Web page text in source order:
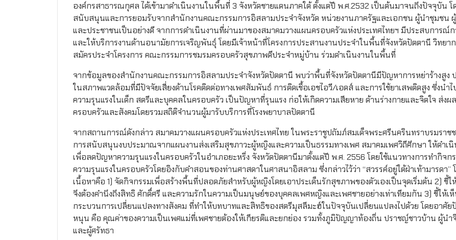
องค์กรสาธารณกุศล ได้เข้ามาดำเนินงานในพื้นที่ 3 จังหวัดชายแดนภาคใต้ ตั้งแต่ปี พ.ศ.2532 เป็นต้นมาจนถึงปัจจุบัน โ
สนับสนุนและการยอมรับจากสำนักงานคณะกรรมการอิสลามประจำจังหวัด หน่วยงานภาครัฐและเอกชน ผู้นำชุมชน
และประชาชนเป็นอย่างดี จากการดำเนินงานที่ผ่านมาของสมาคมวางแผนครอบครัวแห่งประเทศไทยฯ มีประสบการณ์ก
และให้บริการงานด้านอนามัยการเจริญพันธุ์ โดยมีเจ้าหน้าที่โครงการประสานงานประจำในพื้นที่จังหวัดปัตตานี วิทยา
สมัครประจำโครงการ คณะกรรมการชมรมครอบครัวสุขภาพดีประจำหมู่บ้าน ร่วมดำเนินงานในพื้นที่
จากข้อมูลของสำนักงานคณะกรรมการอิสลามประจำจังหวัดปัตตานี พบว่าพื้นที่จังหวัดปัตตานีมีปัญหาการหย่าร้างสูง
ในสภาพแวดล้อมที่มีปัจจัยเสี่ยงด้านโรคติดต่อทางเพศสัมพันธ์ การติดเชื้อเอชไอวี/เอดส์ และการใช้ยาเสพติดสูง ซึ่งนำ
ความรุนแรงในเด็ก สตรีและบุคคลในครอบครัว เป็นปัญหาที่รุนแรง ก่อให้เกิดความเสียหาย ด้านร่างกายและจิตใจ ส่งผ
ครอบครัวและสังคมโดยรวมสถิติจำนวนผู้มารับบริการที่โรงพยาบาลปัตตานี
จากสถานการณ์ดังกล่าว สมาคมวางแผนครอบครัวแห่งประเทศไทย ในพระราชูปถัมภ์สมเด็จพระศรีนครินทราบรมราช
การสนับสนุนงบประมาณจากแผนงานส่งเสริมสุขภาวะผู้หญิงและความเป็นธรรมทางเพศ สมาคมเพศวิถีศึกษา ให้ดำเนิ
เพื่อลดปัญหาความรุนแรงในครอบครัวในอำเภอยะหริ่ง จังหวัดปัตตานีมาตั้งแต่ปี พ.ศ. 2556 โดยใช้แนวทางการทำกิจก
ความรุนแรงในครอบครัวโดยอิงกับคำสอนของท่านศาสดาในศาสนาอิสลาม ซึ่งกล่าวไว้ว่า “สวรรค์อยู่ใต้ฝ่าเท้ามารดา”
เนื้อหาคือ 1) จัดกิจกรรมเพื่อสร้างพื้นที่ปลอดภัยสำหรับผู้หญิงโดยเอาประเด็นรักสุขภาพของตัวเองเป็นจุดเริ่มต้น 2) ชี้ใ
จึงต้องคำนึงถึงสิทธิ ศักดิ์ศรี และความรักในความเป็นมนุษย์ของบุคคลเพศหญิงและเพศชายอย่างเท่าเทียมกัน 3) ชี้ให้เ
กระบวนการเปลี่ยนแปลงทางสังคม ที่ทำให้บทบาทและสิทธิของสตรีมุสลีมะฮ์ในปัจจุบันเปลี่ยนแปลงไปด้วย โดยอาศัย
หนุน คือ คุณค่าของความเป็นเพศแม่ที่เพศชายต้องให้เกียรติและยกย่อง รวมทั้งภูมิปัญญาท้องถิ่น ปราชญ์ชาวบ้าน ผู้น
และผู้ศรัทธา